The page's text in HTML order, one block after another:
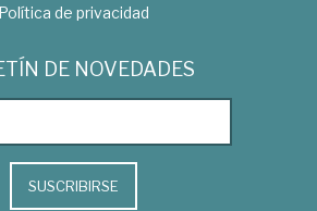
Política de privacidad
DE NOVEDADES
SUSCRIBIRSE